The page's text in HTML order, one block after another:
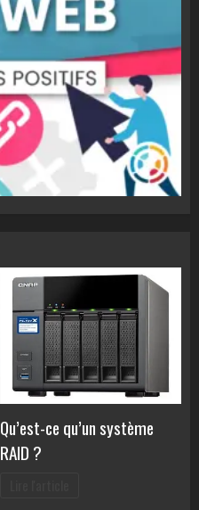
Qu’est-ce qu’un système
RAID ?